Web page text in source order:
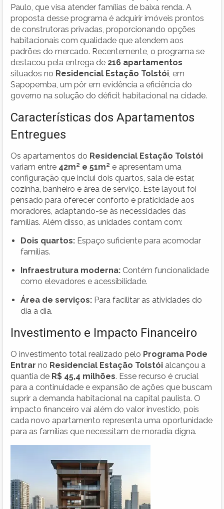
Paulo, que visa atender famílias de baixa renda. A
proposta desse programa é adquirir imóveis prontos
de construtoras privadas, proporcionando opções
habitacionais com qualidade que atendem aos
padrões do mercado. Recentemente, o programa se
destacou pela entrega de 216 apartamentos
situados no Residencial Estação Tolstói , em
Sapopemba, um pôr em evidência a eficiência do
governo na solução do déficit habitacional na cidade.
Características dos Apartamentos
Entregues
Os apartamentos do Residencial Estação Tolstói
variam entre 42m² e 51m² e apresentam uma
configuração que inclui dois quartos, sala de estar,
cozinha, banheiro e área de serviço. Este layout foi
pensado para oferecer conforto e praticidade aos
moradores, adaptando-se às necessidades das
famílias. Além disso, as unidades contam com:
Dois quartos: Espaço suficiente para acomodar
famílias.
Infraestrutura moderna: Contém funcionalidade
como elevadores e acessibilidade.
Área de serviços: Para facilitar as atividades do
dia a dia.
Investimento e Impacto Financeiro
O investimento total realizado pelo Programa Pode
Entrar no Residencial Estação Tolstói alcançou a
quantia de R$ 45,4 milhões. Esse recurso é crucial
para a continuidade e expansão de ações que buscam
suprir a demanda habitacional na capital paulista. O
impacto financeiro vai além do valor investido, pois
cada novo apartamento representa uma oportunidade
para as famílias que necessitam de moradia digna.